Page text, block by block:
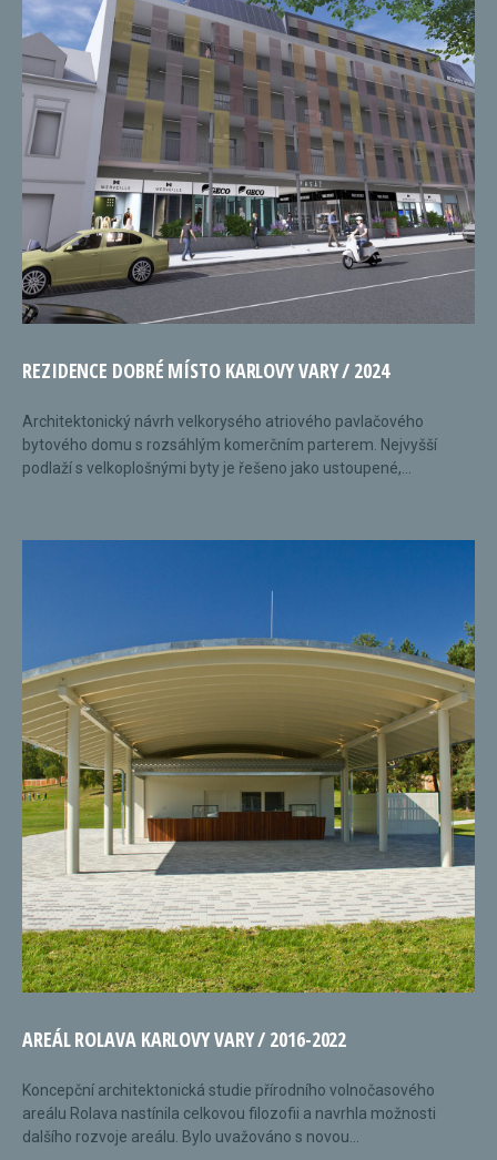
REZIDENCE DOBRÉ MÍSTO KARLOVY VARY / 2024
Architektonický návrh velkorysého atriového pavlačového
bytového domu s rozsáhlým komerčním parterem. Nejvyšší
podlaží s velkoplošnými byty je řešeno jako ustoupené,...
AREÁL ROLAVA KARLOVY VARY / 2016-2022
Koncepční architektonická studie přírodního volnočasového
areálu Rolava nastínila celkovou filozofii a navrhla možnosti
dalšího rozvoje areálu. Bylo uvažováno s novou...